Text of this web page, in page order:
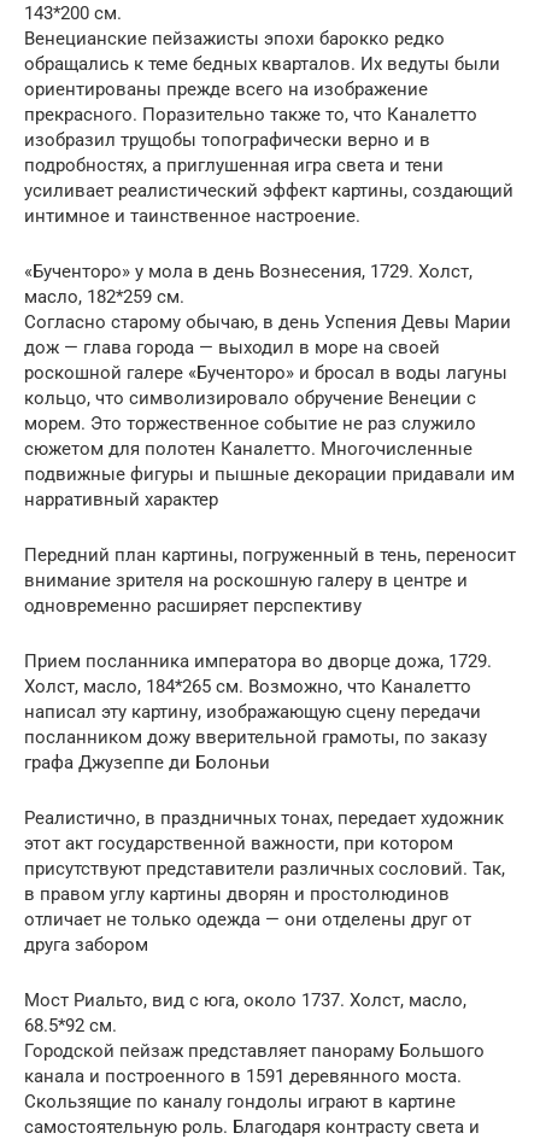
143*200 см.
Венецианские пейзажисты эпохи барокко редко
обращались к теме бедных кварталов. Их ведуты были
ориентированы прежде всего на изображение
прекрасного. Поразительно также то, что Каналетто
изобразил трущобы топографически верно и в
подробностях, а приглушенная игра света и тени
усиливает реалистический эффект картины, создающий
интимное и таинственное настроение.
«Бученторо» у мола в день Вознесения, 1729. Холст,
масло, 182*259 см.
Cогласно старому обычаю, в день Успения Девы Марии
дож — глава города — выходил в море на своей
роскошной галере «Бученторо» и бросал в воды лагуны
кольцо, что символизировало обручение Венеции с
морем. Это торжественное событие не раз служило
сюжетом для полотен Каналетто. Многочисленные
подвижные фигуры и пышные декорации придавали им
нарративный характер
Передний план картины, погруженный в тень, переносит
внимание зрителя на роскошную галеру в центре и
одновременно расширяет перспективу
Прием посланника императора во дворце дожа, 1729.
Холст, масло, 184*265 см. Возможно, что Каналетто
написал эту картину, изображающую сцену передачи
посланником дожу вверительной грамоты, по заказу
графа Джузеппе ди Болоньи
Реалистично, в праздничных тонах, передает художник
этот акт государственной важности, при котором
присутствуют представители различных сословий. Так,
в правом углу картины дворян и простолюдинов
отличает не только одежда — они отделены друг от
друга забором
Мост Риальто, вид с юга, около 1737. Холст, масло,
68.5*92 см.
Городской пейзаж представляет панораму Большого
канала и построенного в 1591 деревянного моста.
Скользящие по каналу гондолы играют в картине
самостоятельную роль. Благодаря контрасту света и